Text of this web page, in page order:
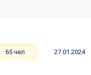
65 чел 27.01.2024